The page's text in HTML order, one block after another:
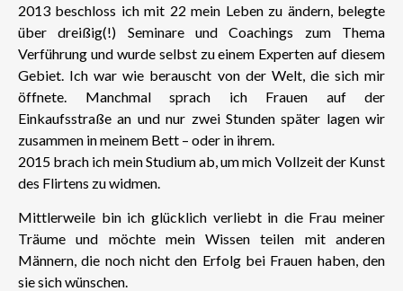
2013 beschloss ich mit 22 mein Leben zu ändern, belegte
über dreißig(!) Seminare und Coachings zum Thema
Verführung und wurde selbst zu einem Experten auf diesem
Gebiet. Ich war wie berauscht von der Welt, die sich mir
öffnete. Manchmal sprach ich Frauen auf der
Einkaufsstraße an und nur zwei Stunden später lagen wir
zusammen in meinem Bett – oder in ihrem.
2015 brach ich mein Studium ab, um mich Vollzeit der Kunst
des Flirtens zu widmen.
Mittlerweile bin ich glücklich verliebt in die Frau meiner
Träume und möchte mein Wissen teilen mit anderen
Männern, die noch nicht den Erfolg bei Frauen haben, den
sie sich wünschen.